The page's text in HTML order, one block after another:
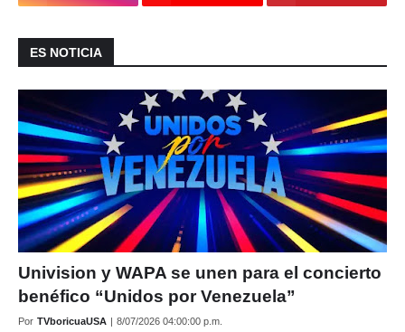
ES NOTICIA
Univision y WAPA se unen para el concierto
benéfico “Unidos por Venezuela”
Por TVboricuaUSA 8/07/2026 04:00:00 p.m.